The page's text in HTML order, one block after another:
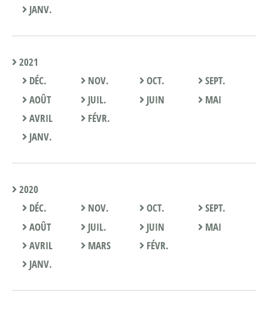
JANV.
2021
DÉC.
NOV. OCT.
SEPT.
AOÛT
JUIL. JUIN
MAI
AVRIL
FÉVR.
JANV.
2020
DÉC.
NOV. OCT.
SEPT.
AOÛT
JUIL. JUIN
MAI
AVRIL
MARS
FÉVR.
JANV.